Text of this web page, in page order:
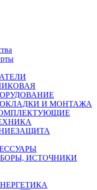
И МОНТАЖА
ИСТОЧНИКИ